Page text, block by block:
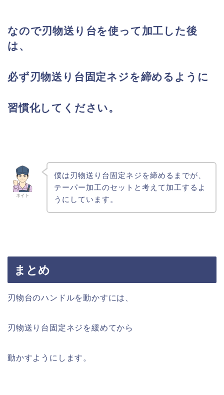
なので刃物送り台を使って加工した後
は、
必ず刃物送り台固定ネジを締めるように
習慣化してください。
ネイト
僕は刃物送り台固定ネジを締めるまでが、
テーパー加工のセットと考えて加工するよ
うにしています。
まとめ
刃物台のハンドルを動かすには、
刃物送り台固定ネジを緩めてから
動かすようにします。